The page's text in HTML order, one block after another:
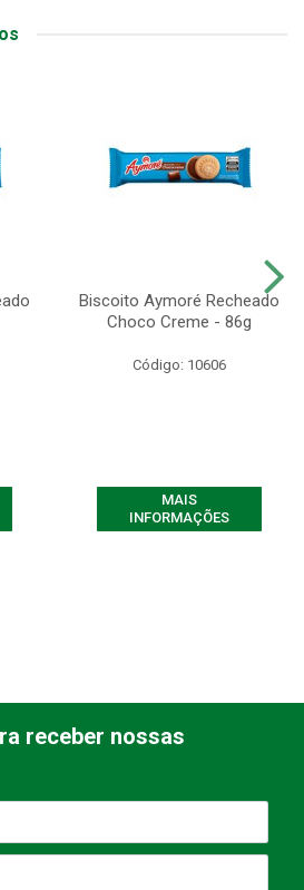
Biscoito Aymoré Recheado
Choco Creme - 86g
Código: 10606
MAIS
INFORMAÇÕES
receber nossas